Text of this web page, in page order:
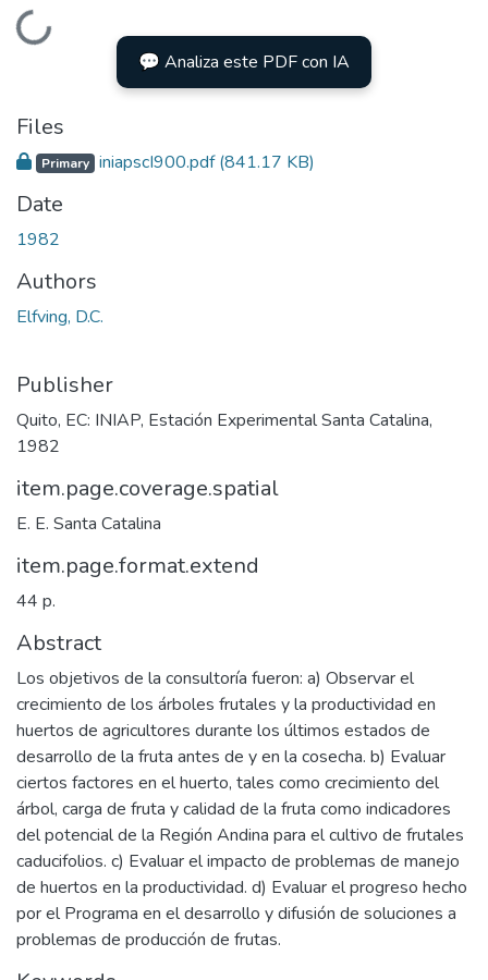
Loading...
💬 Analiza este PDF con IA
Files
Primary iniapscI900.pdf(841.17 KB)
Date
1982
Authors
Elfving, D.C.
Publisher
Quito, EC: INIAP, Estación Experimental Santa Catalina,
1982
item.page.coverage.spatial
E. E. Santa Catalina
item.page.format.extend
44 p.
Abstract
Los objetivos de la consultoría fueron: a) Observar el
crecimiento de los árboles frutales y la productividad en
huertos de agricultores durante los últimos estados de
desarrollo de la fruta antes de y en la cosecha. b) Evaluar
ciertos factores en el huerto, tales como crecimiento del
árbol, carga de fruta y calidad de la fruta como indicadores
del potencial de la Región Andina para el cultivo de frutales
caducifolios. c) Evaluar el impacto de problemas de manejo
de huertos en la productividad. d) Evaluar el progreso hecho
por el Programa en el desarrollo y difusión de soluciones a
problemas de producción de frutas.